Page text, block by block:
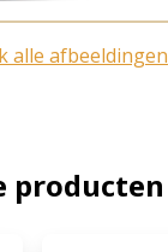
alle afbeeldingen
producten